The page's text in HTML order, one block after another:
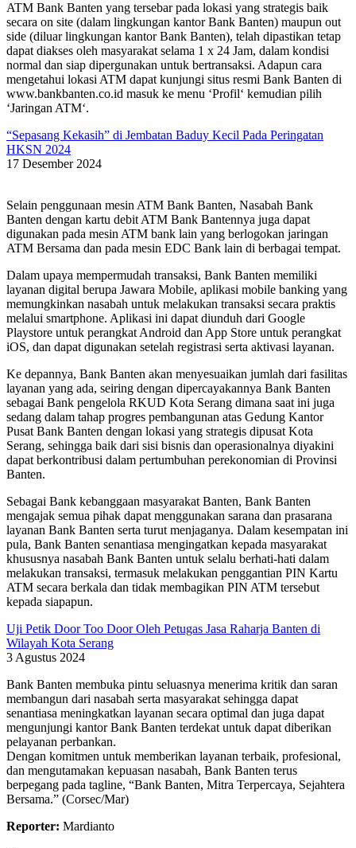
ATM Bank Banten yang tersebar pada lokasi yang strategis baik
secara on site (dalam lingkungan kantor Bank Banten) maupun out
side (diluar lingkungan kantor Bank Banten), telah dipastikan tetap
dapat diakses oleh masyarakat selama 1 x 24 Jam, dalam kondisi
normal dan siap dipergunakan untuk bertransaksi. Adapun cara
mengetahui lokasi ATM dapat kunjungi situs resmi Bank Banten di
www.bankbanten.co.id masuk ke menu ‘Profil‘ kemudian pilih
‘Jaringan ATM‘.
“Sepasang Kekasih” di Jembatan Baduy Kecil Pada Peringatan
HKSN 2024
17 Desember 2024
Selain penggunaan mesin ATM Bank Banten, Nasabah Bank
Banten dengan kartu debit ATM Bank Bantennya juga dapat
digunakan pada mesin ATM bank lain yang berlogokan jaringan
ATM Bersama dan pada mesin EDC Bank lain di berbagai tempat.
Dalam upaya mempermudah transaksi, Bank Banten memiliki
layanan digital berupa Jawara Mobile, aplikasi mobile banking yang
memungkinkan nasabah untuk melakukan transaksi secara praktis
melalui smartphone. Aplikasi ini dapat diunduh dari Google
Playstore untuk perangkat Android dan App Store untuk perangkat
iOS, dan dapat digunakan setelah registrasi serta aktivasi layanan.
Ke depannya, Bank Banten akan menyesuaikan jumlah dari fasilitas
layanan yang ada, seiring dengan dipercayakannya Bank Banten
sebagai Bank pengelola RKUD Kota Serang dimana saat ini juga
sedang dalam tahap progres pembangunan atas Gedung Kantor
Pusat Bank Banten dengan lokasi yang strategis dipusat Kota
Serang, sehingga baik dari sisi bisnis dan operasionalnya diyakini
dapat berkontribusi dalam pertumbuhan perekonomian di Provinsi
Banten.
Sebagai Bank kebanggaan masyarakat Banten, Bank Banten
mengajak semua pihak dapat menggunakan sarana dan prasarana
layanan Bank Banten serta turut menjaganya. Dalam kesempatan ini
pula, Bank Banten senantiasa mengingatkan kepada masyarakat
khususnya nasabah Bank Banten untuk selalu berhati-hati dalam
melakukan transaksi, termasuk melakukan penggantian PIN Kartu
ATM secara berkala dan tidak membagikan PIN ATM tersebut
kepada siapapun.
Uji Petik Door Too Door Oleh Petugas Jasa Raharja Banten di
Wilayah Kota Serang
3 Agustus 2024
Bank Banten membuka pintu seluasnya menerima kritik dan saran
membangun dari nasabah serta masyarakat sehingga dapat
senantiasa meningkatkan layanan secara optimal dan juga dapat
mengunjungi kantor Bank Banten terdekat untuk dapat diberikan
pelayanan perbankan.
Dengan komitmen untuk memberikan layanan terbaik, profesional,
dan mengutamakan kepuasan nasabah, Bank Banten terus
berpegang pada tagline, “Bank Banten, Mitra Terpercaya, Sejahtera
Bersama.” (Corsec/Mar)
Reporter: Mardianto